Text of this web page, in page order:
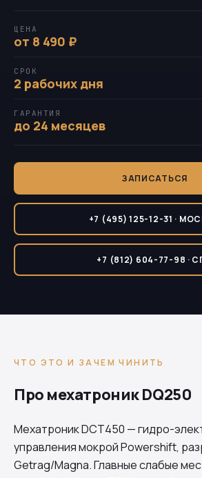
ЦЕНА
от 8 490 ₽
СРОК
2 рабочих дня
ГАРАНТИЯ
до 24 месяцев
ЗАПИСАТЬСЯ
+7 (495) 125-12-31 ·
+7 (812) 604-77-98 ·
ЧТО ЭТО И ЗАЧЕМ ЧИНИТЬ
Про мехатроник DQ250
МехатроникDCT450 — гидро-
управления мокрой Powershift,
Getrag/Magna. Главные слабые